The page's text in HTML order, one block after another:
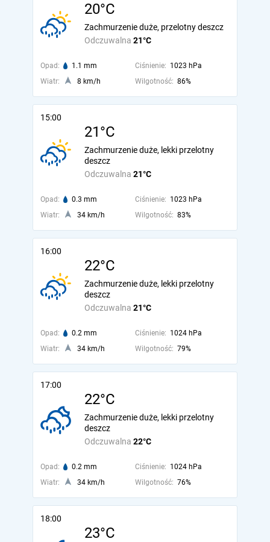
20°C
Odczuwalna 21°C
Zachmurzenie duże, przelotny deszcz
Opad: 1.1 mm Ciśnienie: 1023 hPa
Wiatr:
8 km/h Wilgotność: 86%
15:00
21°C
Odczuwalna 21°C
Zachmurzenie duże, lekki przelotny
deszcz
Opad: 0.3 mm Ciśnienie: 1023 hPa
Wiatr:
34 km/h Wilgotność: 83%
16:00
22°C
Odczuwalna 21°C
Zachmurzenie duże, lekki przelotny
deszcz
Opad: 0.2 mm Ciśnienie: 1024 hPa
Wiatr:
34 km/h Wilgotność: 79%
17:00
22°C
Odczuwalna 22°C
Zachmurzenie duże, lekki przelotny
deszcz
Opad: 0.2 mm Ciśnienie: 1024 hPa
Wiatr:
34 km/h Wilgotność: 76%
18:00
23°C